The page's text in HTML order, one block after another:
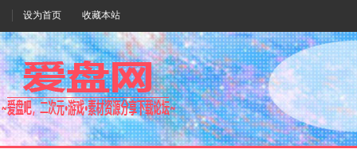
设为首页 收藏本站